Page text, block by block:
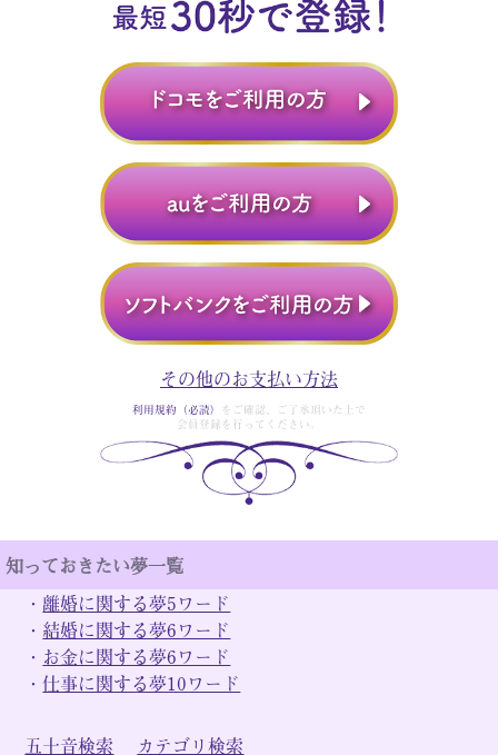
その他のお支払い方法
利用規約（必読）
をご確認、ご了承頂いた上で
会員登録を行ってください。
知っておきたい夢一覧
・ 離婚に関する夢5ワード
・ 結婚に関する夢6ワード
・ お金に関する夢6ワード
・仕事に関する夢10ワード
五十音検索 カテゴリ検索